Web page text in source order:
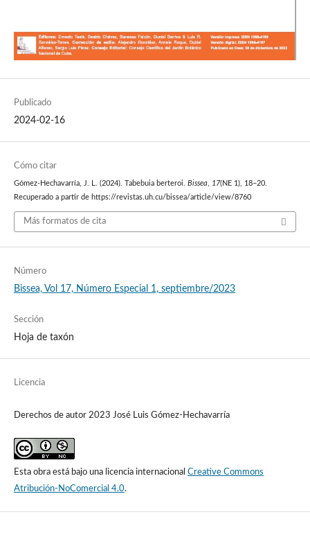
Publicado
2024-02-16
Cómo citar
Gómez-Hechavarría, J. L. (2024). Tabebuia berteroi. Bissea 17(NE 1), 18–20.
Recuperado a partir de https://revistas.uh.cu/bissea/article/view/8760
Más formatos de cita
Número
Bissea, Vol 17, Número Especial 1, septiembre/2023
Sección
Hoja de taxón
Licencia
Derechos de autor 2023 José Luis Gómez-Hechavarría
Esta obra está bajo una licencia internacional Creative Commons
Atribución-NoComercial 4.0.